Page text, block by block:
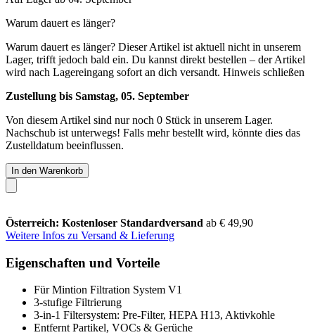
Warum dauert es länger?
Warum dauert es länger? Dieser Artikel ist aktuell nicht in unserem
Lager, trifft jedoch bald ein. Du kannst direkt bestellen – der Artikel
wird nach Lagereingang sofort an dich versandt. Hinweis schließen
Zustellung bis Samstag, 05. September
Von diesem Artikel sind nur noch 0 Stück in unserem Lager.
Nachschub ist unterwegs! Falls mehr bestellt wird, könnte dies das
Zustelldatum beeinflussen.
In den Warenkorb
Österreich: Kostenloser Standardversand ab € 49,90
Weitere Infos zu Versand & Lieferung
Eigenschaften und Vorteile
Für Mintion Filtration System V1
3-stufige Filtrierung
3-in-1 Filtersystem: Pre-Filter, HEPA H13, Aktivkohle
Entfernt Partikel, VOCs & Gerüche